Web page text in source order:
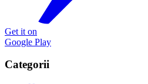
Get it on
Google Play
Categorii